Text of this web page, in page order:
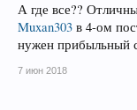
А где все??
Muxan303 в 4-ом
нужен прибыльный
7 июн 2018